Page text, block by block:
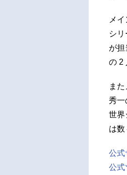
メ
シ
が担
の 2
ま
秀一
世界
は数
公式
公式